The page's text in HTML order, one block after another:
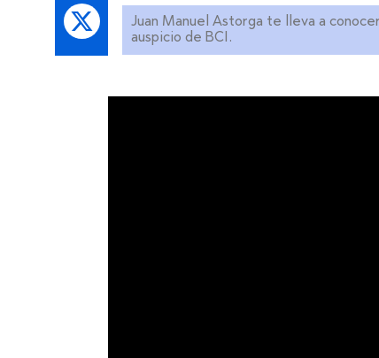
Juan Manuel Astorga te lleva a
auspicio de BCI.